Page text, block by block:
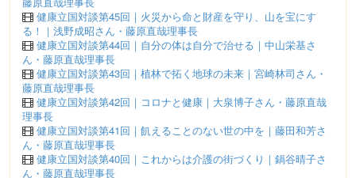
健康立国対談第45回｜火災から命と財産を守り、山を宝にす
る！｜浅野成昭さん・藤原直哉理事長
健康立国対談第44回｜自分の体は自分で治せる｜中山栄基さ
ん・藤原直哉理事長
健康立国対談第43回｜植林で拓く地球の未来｜宮崎林司さん・
藤原直哉理事長
健康立国対談第42回｜コロナと健康｜大泉博子さん・藤原直哉
理事長
健康立国対談第41回｜飢えることのない世の中を｜藤田和芳さ
ん・藤原直哉理事長
健康立国対談第40回｜これからは介護の街づくり｜鍋谷晴子さ
ん・藤原直哉理事長